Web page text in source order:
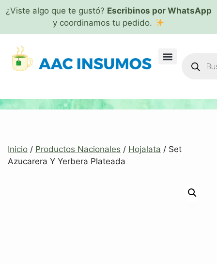
¿Viste algo que te gustó? Escribinos por WhatsApp
y coordinamos tu pedido.
Inicio / Productos Nacionales / Hojalata / Set
Azucarera Y Yerbera Plateada